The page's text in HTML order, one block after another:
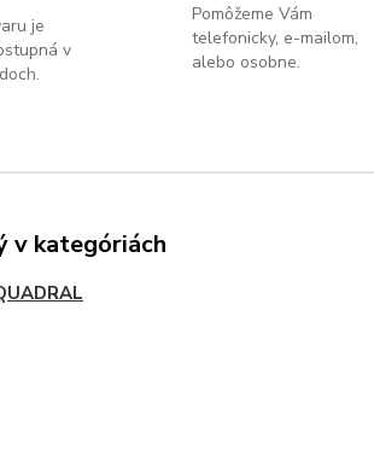
je
v
Pomôžeme Vám
telefonicky, e-mailom,
alebo osobne.
v kategóriách